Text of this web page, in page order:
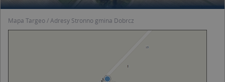
Mapa Targeo Adresy Stronno gmina Dobrcz